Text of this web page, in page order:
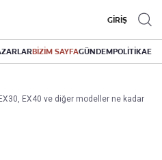
GİRİŞ
BİZİM SAYFAGÜNDEMPOLİTİKA
EX40 ve diğer modeller ne kadar